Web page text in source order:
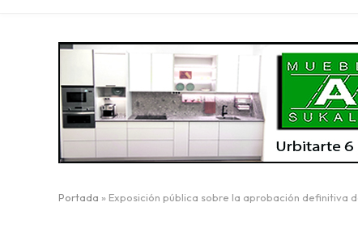
Portada » Exposición pública sobre la aprobación definitiva